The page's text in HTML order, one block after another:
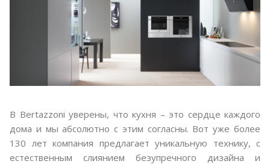
В Bertazzoni уверены, что кухня – это сердце каждого
дома и мы абсолютно с этим согласны. Вот уже более
130 лет компания предлагает уникальную технику, с
естественным слиянием безупречного дизайна и